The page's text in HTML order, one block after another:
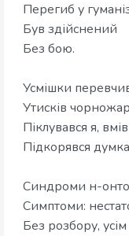
Перегиб у
Був здійснений
Без бою.
Усмішки
Утисків
Піклувався я,
Підкорявся
Синдроми н-
Симптоми:
Без розбору,